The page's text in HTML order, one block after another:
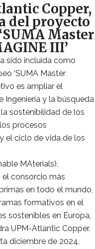
Copper,
del proyecto
Master
III’
sido incluida como
‘SUMA Master
es ampliar el
Ingeniería y la búsqueda
sostenibilidad de los
procesos
el ciclo de vida de los
MAterials),
el consorcio más
en todo el mundo,
formativos en el
sostenibles en Europa,
UPM-Atlantic Copper.
diciembre de 2024,